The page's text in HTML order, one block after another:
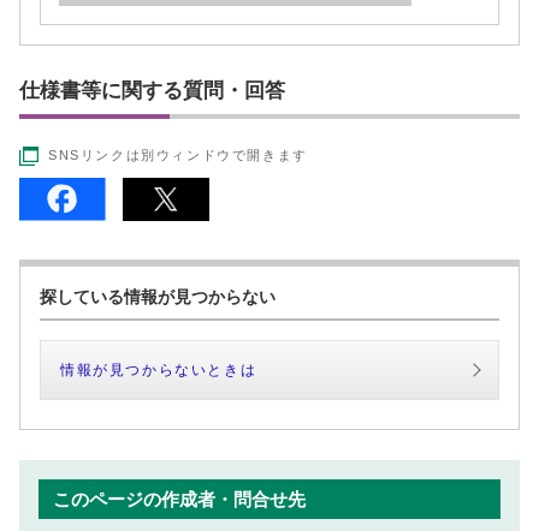
仕様書等に関する質問・回答
SNSリンクは別ウィンドウで開きます
探している情報が見つからない
情報が見つからないときは
このページの作成者・問合せ先